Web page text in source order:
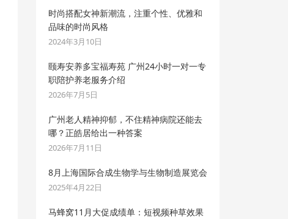
时尚搭配女神新潮流，注重个性、优雅和
品味的时尚风格
2024年3月10日
颐寿安养多宝福寿苑 广州24小时一对一专
职陪护养老服务介绍
2026年7月5日
广州老人精神抑郁，不住精神病院还能去
哪？正皓居给出一种答案
2026年7月11日
8月上海国际合成生物学与生物制造展览会
2025年4月22日
马蜂窝11月大促成绩单：短视频种草效果